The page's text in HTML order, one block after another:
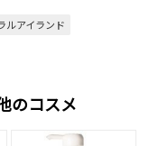
ルアイランド
のコスメ